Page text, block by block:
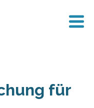
für